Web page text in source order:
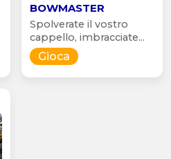
BOWMASTER
Spolverate il vostro
cappello, imbracciate...
Gioca